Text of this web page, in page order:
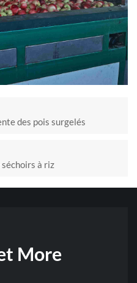
des pois surgelés
séchoirs à riz
More